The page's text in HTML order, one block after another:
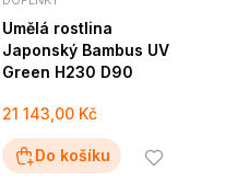
Umělá rostlina
Japonský Bambus UV
Green H230 D90
21 143,00 Kč
Do košíku